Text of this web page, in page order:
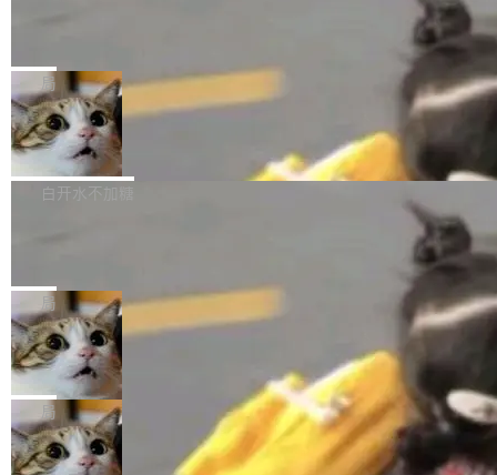
质的最低采样率）的音频格式将被拒绝 修复了 C
SS 圆角虚线样式中可能存在的问题 如果表单中
的图像元素不在同一个子树中，则它们将不再关
联 加...
最强的若干项。对于尚未正式发版的 PG 19，则
通过拉取过去一年内（从 PG 18 Beta1 时间点
至今）的所有 commit，同样交由 AI 分析提炼。
经过人工复核，准确度令人满意。这一方法也为
社区爱好者提供了高效跟踪新版本的思路。
维护工作一直与我的日常工作、家务、社交生活
和休闲娱乐竞争时间。" 这是 libexpat 维护者 S
ebastian Pipping 写在博客里的话。8 月 4 日，
他宣布了一个新消息：从 2026 年 8 月 1 日起，
他可以全职维护 libexpat 了，最长 6 个月。发
库之一。你的操作系统、浏览器、无数的基础设
施软件，很可能都在用它。而过去十年，维护它
的人一直在用业余...
局
Firefox 153.0.3 发布
Firefox 153.0.3 现已发布，具体更新内容如
下： New Smart Window 包含多项增强功能：
gi?id=2019042">Bug&nbsp;2019042</a>）</l
i> <li>现在，助手可以直接使用 Exa 的网络搜索
结果回答问题，而无需将问题转交给搜索引擎。
（<a href="https://bugzilla.mozilla.org/show_
bug.cgi?id=204...
白开水不加糖
的 npm 包。项目的核心论点是：容器不适合 Ag
ent 计算。真正适合的，是 Isolate。 Cloudflare
工程师在这件事上没什么可谦虚的——他们用 W
orkers 跑了十年 Isolate。用 CEO Matthew Pri
nce 的话说：「我们一生都在用 Isolate 运行代
码，而 AI Agent 不需要容器，它们需要的是 Iso
late。」 容器为什么不合适 容器的问题在于启动
局
OpenAI 公开邮件和聊天记录回应苹果
诉讼，称“Apple is getting this wron
g”
上个月，苹果一纸诉状把 OpenAI 告上法庭，指
控其挖角苹果前员工并窃取商业秘密。苹果的诉
状把 OpenAI 描述成一个系统性地从前东家挖
人、套取机密信息的对手。 OpenAI 没发律师
局
HUAWEI MatePad Edge上架WorkBu